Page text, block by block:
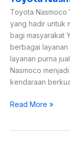
Toyota Nasmoco
yang hadir untuk
bagi masyarakat
berbagai layanan
layanan purna
Nasmoco
kendaraan
Read More »